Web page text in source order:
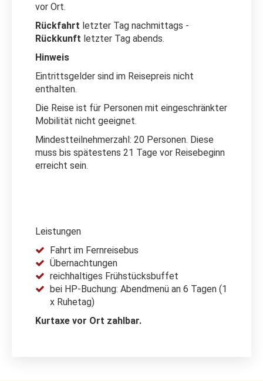
vor Ort.
Rückfahrt letzter Tag nachmittags -
Rückkunft letzter Tag abends.
Hinweis
Eintrittsgelder sind im Reisepreis nicht
enthalten.
Die Reise ist für Personen mit eingeschränkter
Mobilität nicht geeignet.
Mindestteilnehmerzahl: 20 Personen. Diese
muss bis spätestens 21 Tage vor Reisebeginn
erreicht sein.
Leistungen
Fahrt im Fernreisebus
Übernachtungen
reichhaltiges Frühstücksbuffet
bei HP-Buchung: Abendmenü an 6 Tagen (1
x Ruhetag)
Kurtaxe vor Ort zahlbar.